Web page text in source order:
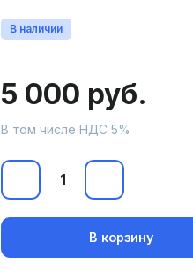
В наличии
5 000 руб.
В том числе НДС 5%
В корзину